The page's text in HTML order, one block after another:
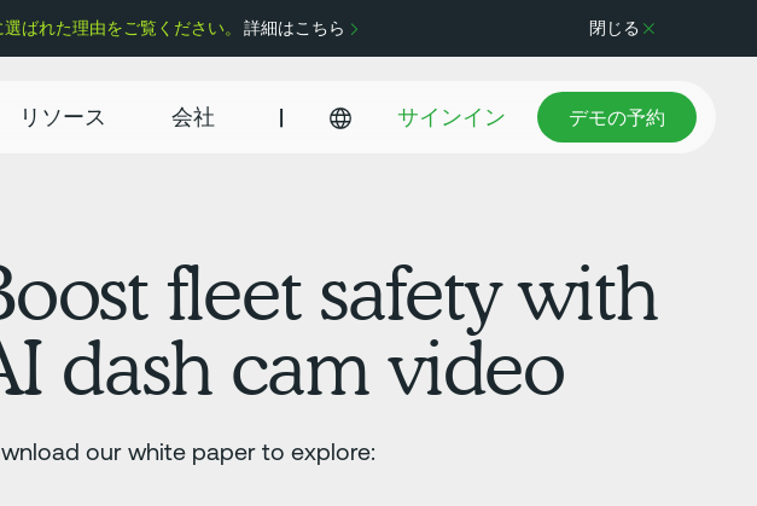
ばれた理由をご覧ください。 詳細はこちら 閉じる
リソース 会社 | サインイン デモの予約
デモの予約
fleet safety with
dash cam video
our white paper to explore: